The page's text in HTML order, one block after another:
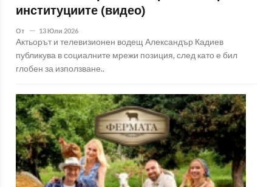
институциите (видео)
От 13 Юли 2026
Актьорът и телевизионен водещ Александър Кадиев
публикува в социалните мрежи позиция, след като е бил
глобен за използване..